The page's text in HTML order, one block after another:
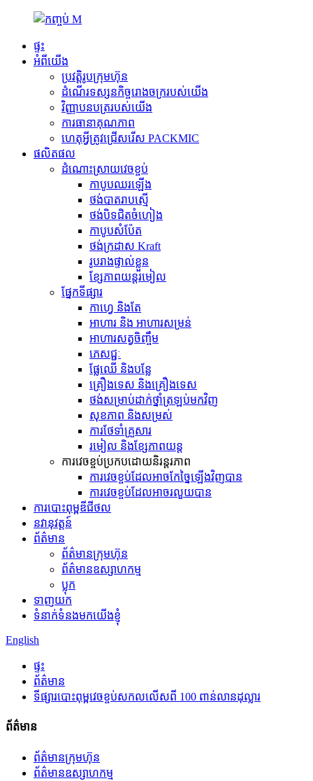
ផ្ទះ
អំពីយើង
ប្រវត្តិរូបក្រុមហ៊ុន
ដំណើរទស្សនកិច្ចរោងចក្ររបស់យើង
វិញ្ញាបនបត្ររបស់យើង
ការធានាគុណភាព
ហេតុអ្វីត្រូវជ្រើសរើស PACKMIC
ផលិតផល
ដំណោះស្រាយវេចខ្ចប់
កាបូបឈរឡើង
ថង់បាតរាបស្មើ
ថង់​បិទ​ជិត​ចំហៀង
កាបូបសំប៉ែត
ថង់ក្រដាស Kraft
រូបរាងផ្ទាល់ខ្លួន
ខ្សែភាពយន្តរមៀល
ផ្នែកទីផ្សារ
កាហ្វេ និងតែ
អាហារ និង អាហារសម្រន់
អាហារសត្វចិញ្ចឹម
ភេសជ្ជៈ
ផ្លែឈើ និងបន្លែ
គ្រឿងទេស និង​គ្រឿង​ទេស
ថង់​សម្រាប់​ដាក់​ថ្នាំ​ត្រឡប់​មក​វិញ
សុខភាព និងសម្រស់
ការថែទាំគ្រួសារ
រមៀល និងខ្សែភាពយន្ត
ការវេចខ្ចប់ប្រកបដោយនិរន្តរភាព
ការវេចខ្ចប់ដែលអាចកែច្នៃឡើងវិញបាន
ការវេចខ្ចប់ដែលអាចរលួយបាន
ការបោះពុម្ពឌីជីថល
នវានុវត្តន៍
ព័ត៌មាន
ព័ត៌មានក្រុមហ៊ុន
ព័ត៌មានឧស្សាហកម្ម
ប្លុក
ទាញយក
ទំនាក់ទំនងមកយើងខ្ញុំ
English
ផ្ទះ
ព័ត៌មាន
ទីផ្សារបោះពុម្ពវេចខ្ចប់សកលលើសពី 100 ពាន់លានដុល្លារ
ព័ត៌មាន
ព័ត៌មានក្រុមហ៊ុន
ព័ត៌មានឧស្សាហកម្ម